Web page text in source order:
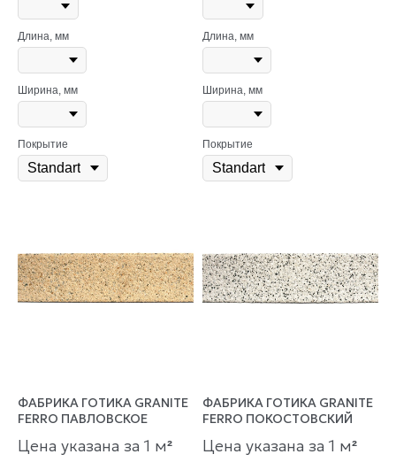
Длина, мм
Ширина, мм
Покрытие
Длина, мм
Ширина, мм
Покрытие
ФАБРИКА ГОТИКА GRANITE
FERRO ПАВЛОВСКОЕ
Цена указана за 1 м²
ФАБРИКА ГОТИКА GRANITE
FERRO ПОКОСТОВСКИЙ
Цена указана за 1 м²